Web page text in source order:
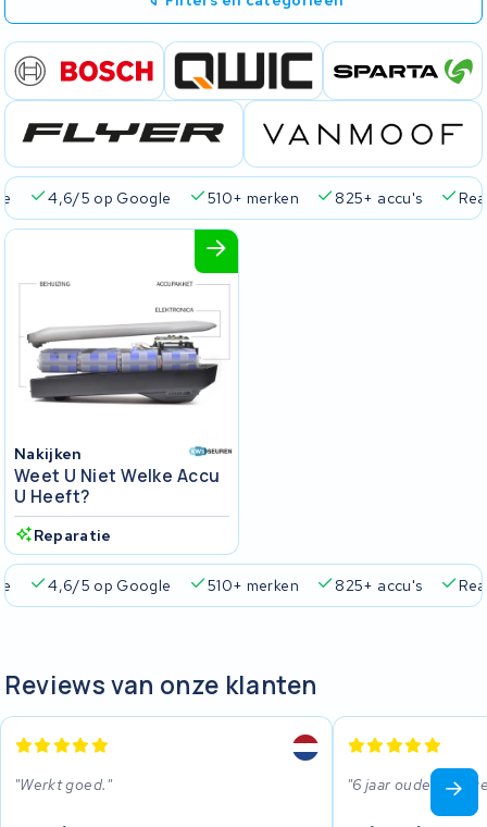
4,6/5 op Google 510+ merken 825+ accu's
Nakijken
Weet U Niet Welke Accu
U Heeft?
Reparatie
4,6/5 op Google 510+ merken 825+ accu's
Reviews van onze klanten
Werkt goed. 6 jaar oude accu